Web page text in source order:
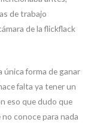
de trabajo
de la flickflack
única forma de ganar
falta ya tener un
eso que dudo que
conoce para nada